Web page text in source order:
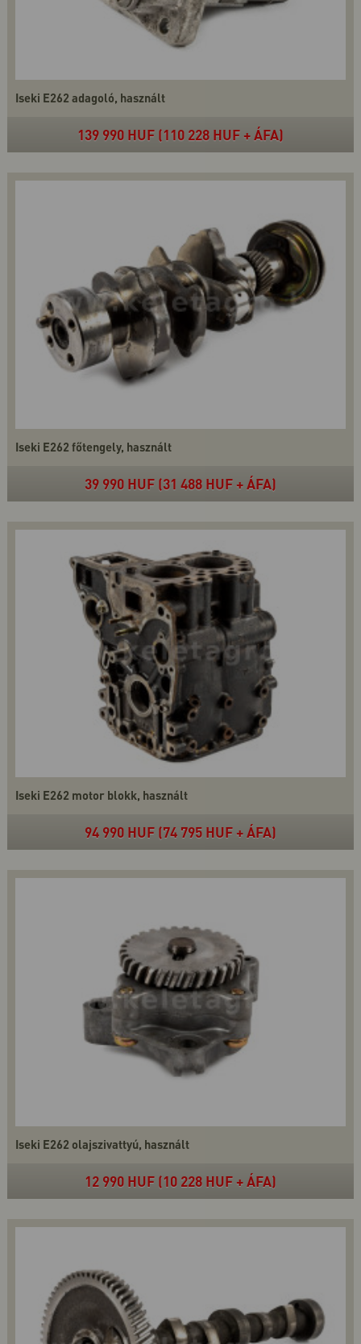
Iseki E262 adagoló, használt
139 990 HUF (110 228 HUF + ÁFA)
Iseki E262 főtengely, használt
39 990 HUF (31 488 HUF + ÁFA)
Iseki E262 motor blokk, használt
94 990 HUF (74 795 HUF + ÁFA)
Iseki E262 olajszivattyú, használt
12 990 HUF (10 228 HUF + ÁFA)